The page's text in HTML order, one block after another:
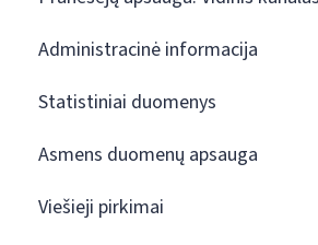
Administracinė informacija
Statistiniai duomenys
Asmens duomenų apsauga
Viešieji pirkimai